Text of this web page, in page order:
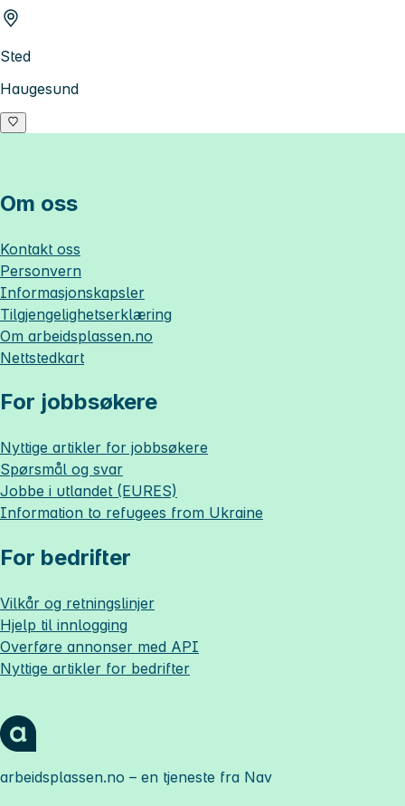
Sted
Haugesund
Om oss
Kontakt oss
Personvern
Informasjonskapsler
Tilgjengelighetserklæring
Om arbeidsplassen.no
Nettstedkart
For jobbsøkere
Nyttige artikler for jobbsøkere
Spørsmål og svar
Jobbe i utlandet (EURES)
Information to refugees from Ukraine
For bedrifter
Vilkår og retningslinjer
Hjelp til innlogging
Overføre annonser med API
Nyttige artikler for bedrifter
arbeidsplassen.no – en tjeneste fra Nav